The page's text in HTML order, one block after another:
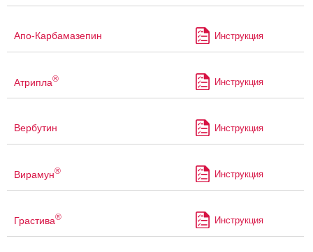
Апо-Карбамазепин Инструкция
Атрипла® Инструкция
Вербутин Инструкция
Вирамун® Инструкция
Грастива® Инструкция